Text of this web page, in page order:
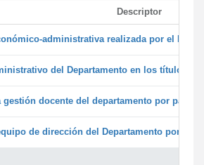
Descriptor
administrativa realizada por el
del Departamento en los títulos de
gestión docente del departamento por parte
de dirección del Departamento por